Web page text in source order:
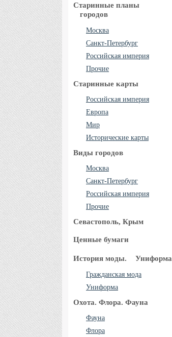
Старинные планы
городов
Москва
Санкт-Петербург
Российская империя
Прочие
Старинные карты
Российская империя
Европа
Мир
Исторические карты
Виды городов
Москва
Санкт-Петербург
Российская империя
Прочие
Севастополь, Крым
Ценные бумаги
История моды. Униформа
Гражданская мода
Униформа
Охота. Флора. Фауна
Фауна
Флора